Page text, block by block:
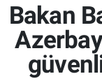
Bakan